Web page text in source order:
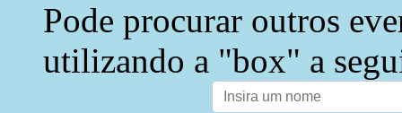
Pode procurar outros
utilizando a "box" a